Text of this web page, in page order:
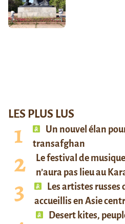
LES PLUS LUS
Un nouvel élan
transafghan
Le festival de
n’aura pas lieu au
Les artistes russes
accueillis en Asie
Desert kites,